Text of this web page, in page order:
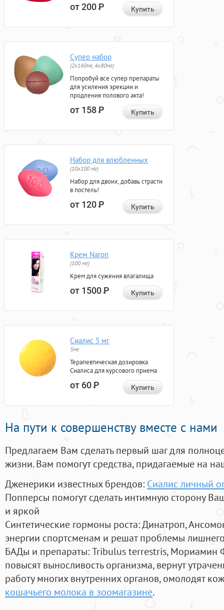
от 200Р Купить
Супер набор
(2х160мг, 4х80мг)
Попробуй все супер препараты
для усиления эрекции и
продления полового акта!
от 158Р Купить
Набор для влюбленных
(10х100 мг)
Набор для двоих, добавь страсти
в постель!
от 120Р Купить
Крем Naron
(100 мг)
Крем для сужения влагалища
от 1500Р Купить
Сиалис 5 мг
5мг
Терапевтическая дозировка
Сиалиса для курсового приема
от 60Р Купить
На пути к совершенству вместе с нами
Предлагаем Вам сделать первый шаг для
жизни. Вам помогут средства, придагаемые на
Дженерики известных брендов: Сиалис личный
Попперсы помогут сделать интимную сторону
и яркой
Синтетические гормоны роста: Динатроп,
энергии спортсменам и решат проблемы
БАДы и препараты:Tribulus terrestris, Мориамин
повысят выносливость организма, вернут
работу многих внутренних органов, омолодят
кошачьего молока в зоомагазине.